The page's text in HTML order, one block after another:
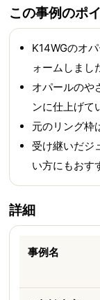
この事例のポ
K14WGのオ
ォームしまし
オパールのや
ンに仕上げて
元のリング枠
受け継いだジ
い方にもおす
詳細
事例名